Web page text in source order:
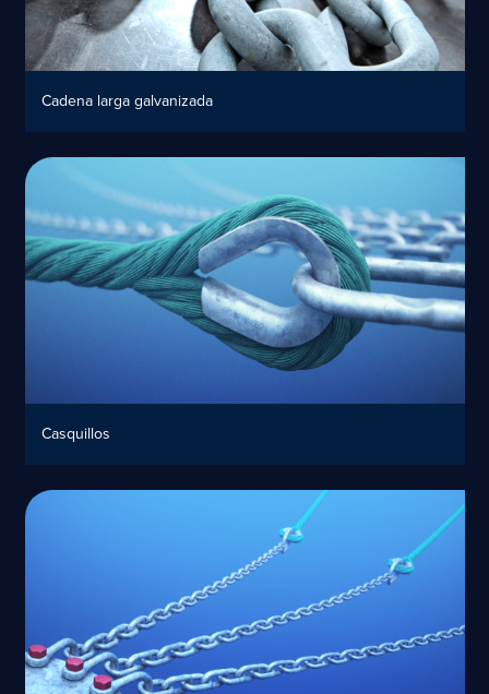
Cadena larga galvanizada
Casquillos